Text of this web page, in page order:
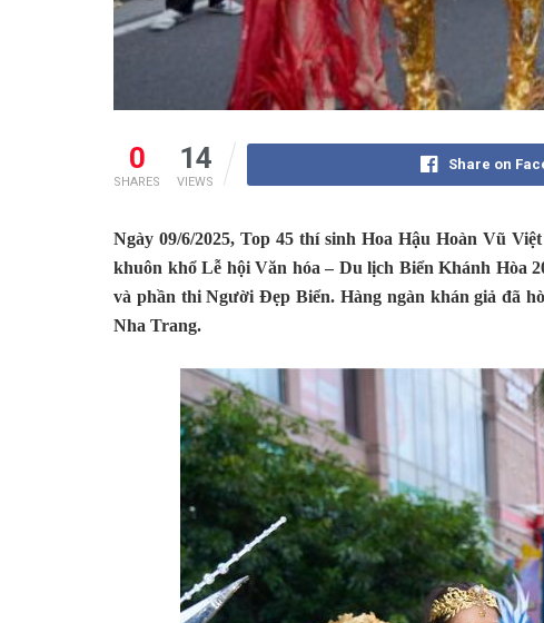
0
SHARES
14
VIEWS
Share on
Ngày 09/6/2025, Top 45 thí sinh Hoa Hậu Hoàn Vũ
khuôn khổ Lễ hội Văn hóa – Du lịch Biển Khánh Hòa
và phần thi Người Đẹp Biển. Hàng ngàn khán giả đã
Nha Trang.